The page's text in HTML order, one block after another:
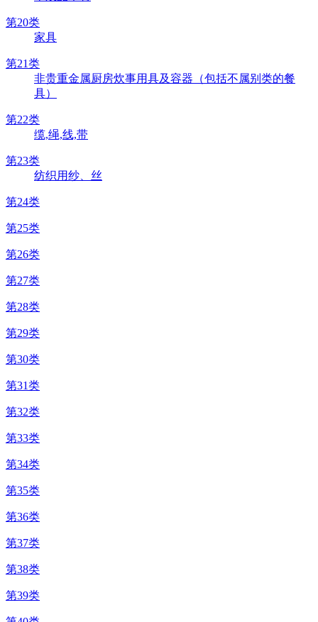
第20类
家具
第21类
非贵重金属厨房炊事用具及容器（包括不属别类的餐
具）
第22类
缆,绳,线,带
第23类
纺织用纱、丝
第24类
第25类
第26类
第27类
第28类
第29类
第30类
第31类
第32类
第33类
第34类
第35类
第36类
第37类
第38类
第39类